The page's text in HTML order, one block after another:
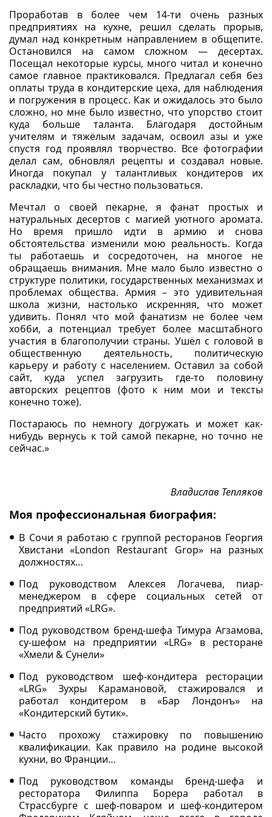
Проработав в более чем 14-ти очень разных
предприятиях на кухне, решил сделать прорыв,
думал над конкретным направлением в общепите.
Остановился на самом сложном — десертах.
Посещал некоторые курсы, много читал и конечно
самое главное практиковался. Предлагал себя без
оплаты труда в кондитерские цеха, для наблюдения
и погружения в процесс. Как и ожидалось это было
сложно, но мне было известно, что упорство стоит
куда больше таланта. Благодаря достойным
учителям и тяжёлым задачам, освоил азы и уже
спустя год проявлял творчество. Все фотографии
делал сам, обновлял рецепты и создавал новые.
Иногда покупал у талантливых кондитеров их
раскладки, что бы честно пользоваться.
Мечтал о своей пекарне, я фанат простых и
натуральных десертов с магией уютного аромата.
Но время пришло идти в армию и снова
обстоятельства изменили мою реальность. Когда
ты работаешь и сосредоточен, на многое не
обращаешь внимания. Мне мало было известно о
структуре политики, государственных механизмах и
проблемах общества. Армия – это удивительная
школа жизни, настолько искренняя, что может
удивить. Понял что мой фанатизм не более чем
хобби, а потенциал требует более масштабного
участия в благополучии страны. Ушёл с головой в
общественную деятельность, политическую
карьеру и работу с населением. Оставил за собой
сайт, куда успел загрузить где-то половину
авторских рецептов (фото к ним мои и тексты
конечно тоже).
Постараюсь по немногу догружать и может как-
нибудь вернусь к той самой пекарне, но точно не
сейчас.»
Владислав Тепляков
Моя профессиональная биография:
В Сочи я работаю с группой ресторанов Георгия
Хвистани «London Restaurant Grop» на разных
должностях…
Под руководством Алексея Логачева, пиар-
менеджером в сфере социальных сетей от
предприятий «LRG».
Под руководством бренд-шефа Тимура Агзамова,
су-шефом на предприятии «LRG» в ресторане
«Хмели & Сунели»
Под руководством шеф-кондитера ресторации
«LRG» Зухры Карамановой, стажировался и
работал кондитером в «Бар Лондонъ» на
«Кондитерский бутик».
Часто прохожу стажировку по повышению
квалификации. Как правило на родине высокой
кухни, во Франции…
Под руководством команды бренд-шефа и
ресторатора Филиппа Борера работал в
Страссбурге с шеф-поваром и шеф-кондитером